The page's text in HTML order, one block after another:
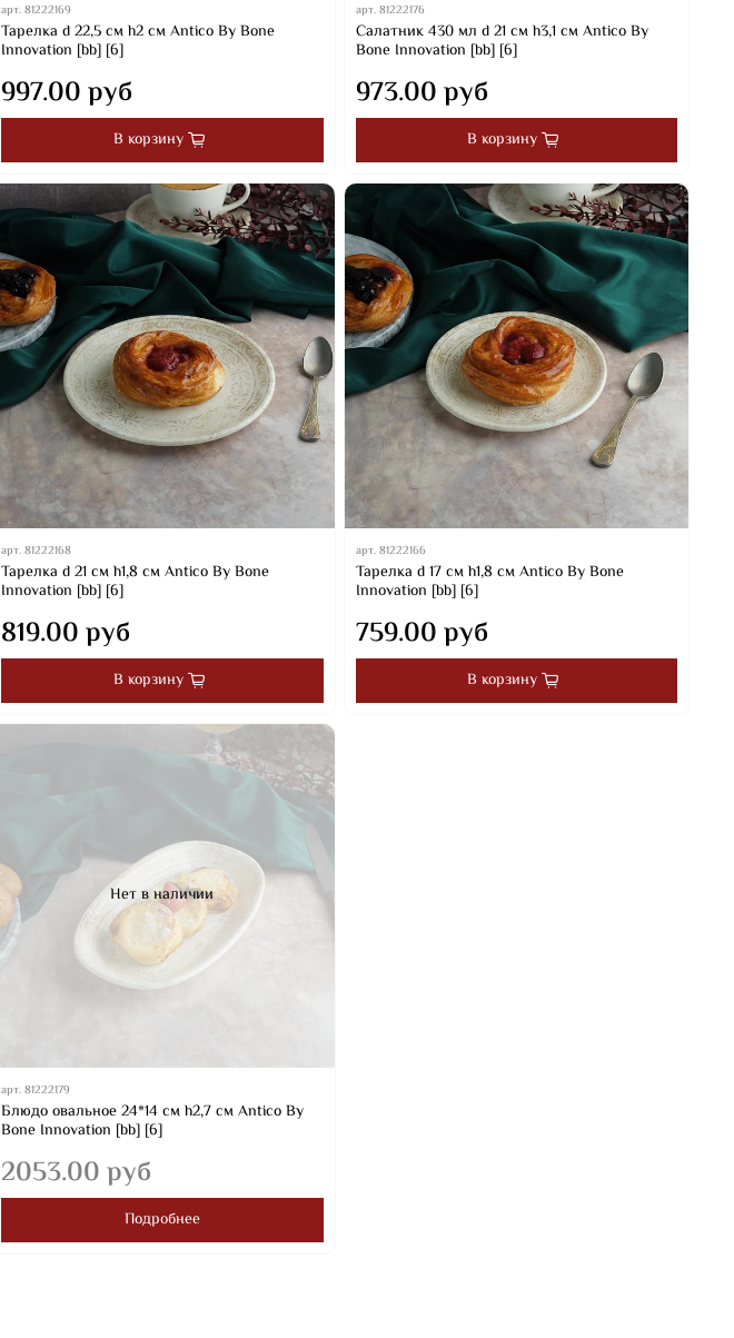
арт.81222169
Тарелка d 22,5 см h2 см Antico By Bone
Innovation [bb] [6]
997.00 руб
В корзину
арт.81222176
Салатник 430 мл d 21 см h3,1 см Antico By
Bone Innovation [bb] [6]
973.00 руб
В корзину
арт.81222168
Тарелка d 21 см h1,8 см Antico By Bone
Innovation [bb] [6]
819.00 руб
В корзину
арт.81222166
Тарелка d 17 см h1,8 см Antico By Bone
Innovation [bb] [6]
759.00 руб
В корзину
Нет в наличии
арт.81222179
Блюдо овальное 24*14 см h2,7 см Antico By
Bone Innovation [bb] [6]
2053.00 руб
Подробнее